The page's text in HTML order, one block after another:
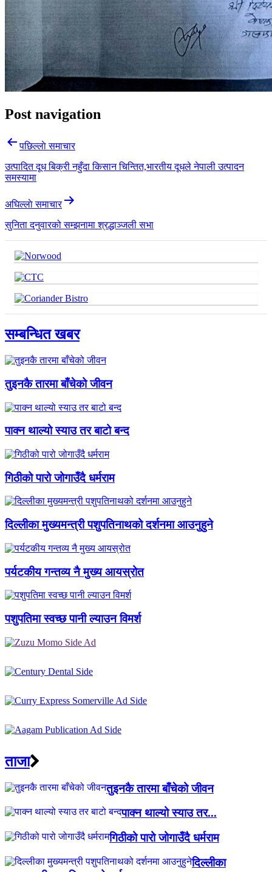
Post navigation
पछिल्लाे समाचार
उत्पादित दूध बिक्री नहुँदा किसान चिन्तित,भारतीय दूधले नेपाली उत्पादन
समस्यामा
अघिल्लाे समाचार
सुनिता दनुवारको सम्झनामा श्रद्धाञ्जली सभा
सम्बन्धित खबर
तुइनकै तारमा बाँचेको जीवन
पाक्न थाल्यो स्याउ तर बाटो बन्द
गिठीको पारो जोगाउँदै धर्मराम
दिल्लीका मुख्यमन्त्री पशुपतिनाथको दर्शनमा आउनुहुने
पर्यटकीय गन्तव्य नै मुख्य आयस्रोत
पशुपतिमा स्वच्छ पानी ल्याउन विमर्श
ताजा
तुइनकै तारमा बाँचेको जीवन
पाक्न थाल्यो स्याउ तर...
गिठीको पारो जोगाउँदै धर्मराम
दिल्लीका